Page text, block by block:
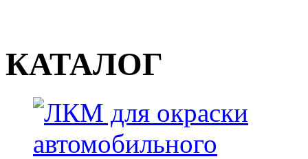
КАТАЛОГ